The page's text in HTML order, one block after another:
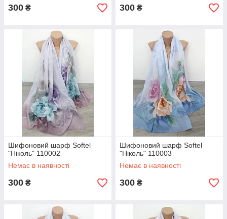
300 ₴ 300 ₴
Шифоновий шарф Softel
"Ніколь" 110002
Немає в наявності
300 ₴
Шифоновий шарф Softel
"Ніколь" 110003
Немає в наявності
300 ₴